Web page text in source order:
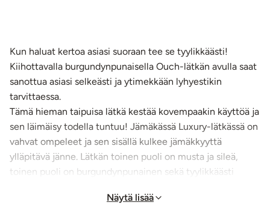
Kun haluat kertoa asiasi suoraan tee se tyylikkäästi!
Kiihottavalla burgundynpunaisella Ouch-lätkän avulla saat
sanottua asiasi selkeästi ja ytimekkään lyhyestikin
tarvittaessa.
Tämä hieman taipuisa lätkä kestää kovempaakin käyttöä ja
sen läimäisy todella tuntuu! Jämäkässä Luxury-lätkässä on
vahvat ompeleet ja sen sisällä kulkee jämäkkyyttä
ylläpitävä jänne. Lätkän toinen puoli on musta ja sileä,
toinen puoli on burgundynpunainen sekä tyylikkäästi
laittaa ranteen ympärille, narusta lätkän saa myös omalle
Näytä lisää